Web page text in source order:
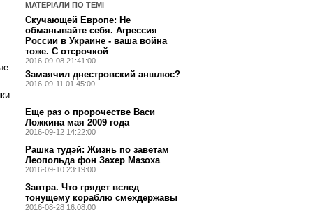
МАТЕРIАЛИ ПО ТЕМI
Скучающей Европе: Не
обманывайте себя. Агрессия
России в Украине - ваша война
тоже. С отсрочкой
2016-09-08 21:41:00
Замаячил днестровский аншлюс?
2016-09-11 01:45:00
Еще раз о пророчестве Васи
Ложкина мая 2009 года
2016-09-12 14:22:00
Рашка тудэй: Жизнь по заветам
Леопольда фон Захер Мазоха
2016-09-10 23:19:00
Завтра. Что грядет вслед
тонущему кораблю смехдержавы
2016-08-28 16:08:00